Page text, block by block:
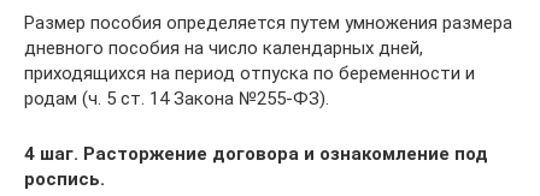
Размер пособия определяется путем умножения размера
дневного пособия на число календарных дней,
приходящихся на период отпуска по беременности и
родам (ч. 5 ст. 14 Закона №255-ФЗ).
4 шаг. Расторжение договора и ознакомление под
роспись.